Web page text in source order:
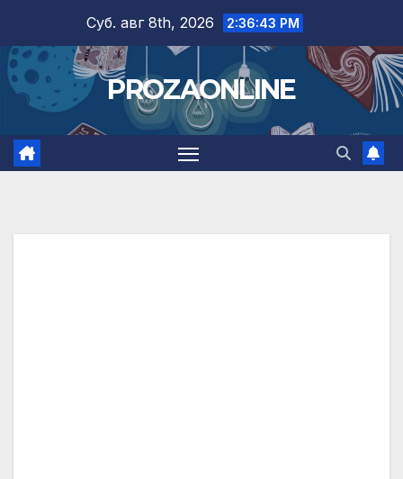
content
Суб. авг 8th, 2026 2:36:44 PM
PROZAONLINE